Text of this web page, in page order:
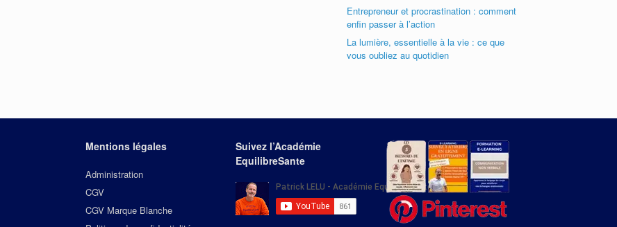
Entrepreneur et procrastination : comment
enfin passer à l’action
La lumière, essentielle à la vie : ce que
vous oubliez au quotidien
Mentions légales
Administration
CGV
CGV Marque Blanche
Suivez l’Académie
EquilibreSante